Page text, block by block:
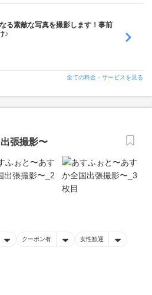
る素敵な写真を撮影します！事前
♪
全ての料金・サービスを見る
張撮影〜
クーポン有 女性歓迎